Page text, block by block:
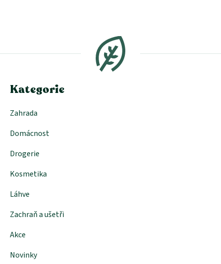
a
Kategorie
Zahrada
Domácnost
Drogerie
Kosmetika
Láhve
Zachraň a ušetři
Akce
Novinky